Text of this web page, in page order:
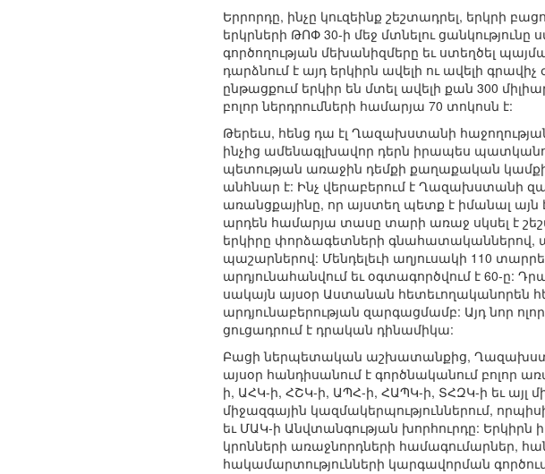
Երրորդը, ինչը կուզեինք շեշտադրել, երկրի
երկրների ԹՈՓ 30-ի մեջ մտնելու
գործողության մեխանիզմերը եւ ստեղծել
դարձնում է այդ երկիրն ավելի ու ավելի
ընթացքում երկիր են մտել ավելի քան 300
բոլոր ներդրումների համարյա 70 տոկոսն է:
Թերեւս, հենց դա էլ Ղազախստանի
ինչից ամենագլխավոր դերն իրապես
պետության առաջին դեմքի քաղաքական կամքի,
անհնար է: Ինչ վերաբերում է Ղազախստանի
առանցքայինը, որ այստեղ պետք է իմանալ այն
արդեն համարյա տասը տարի առաջ սկսել է
երկիրը փորձագետների գնահատականներով,
պաշարներով: Մենդելեւի աղյուսակի 110
արդյունահանվում եւ օգտագործվում է 60-ը:
սակայն այսօր Աստանան հետեւողականորեն
արդյունաբերության զարգացմամբ: Այդ նոր
ցուցադրում է դրական դինամիկա:
Բացի ներպետական աշխատանքից,
այսօր հանդիսանում է գործնականում բոլոր
ի, ԱՀԿ-ի, ՀՇԿ-ի, ԱՊՀ-ի, ՀԱՊԿ-ի, ՏՀԶԿ-ի եւ այլ
միջազգային կազմակերպություններում,
եւ ՄԱԿ-ի Անվտանգության խորհուրդը:
կրոնների առաջնորդների համագումարներ,
հակամարտությունների կարգավորման